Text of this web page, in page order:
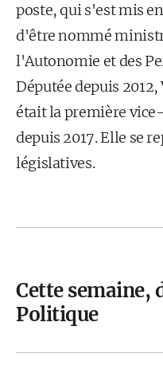
poste, qui s'est mis
d'être nommé
l'Autonomie et des
Députée depuis
était la première
depuis 2017. Elle se
législatives.
Cette semaine,
Politique